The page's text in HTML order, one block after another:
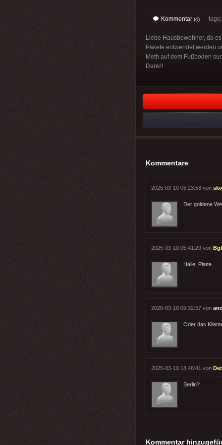
Kommentar (4)
Liebe Hausbewohner, da
Pakete entwendet werden
Meth auf dem Fußboden
Dank!!
Kommentare
2025-03-10 05:23:53 von
Der goldene
2025-03-10 05:41:29 von
Halle, Platte
2025-03-10 09:32:57 von
Oder das
2025-03-10 18:48:41 von
Berlin?
Kommentar